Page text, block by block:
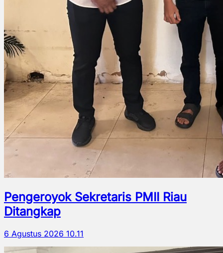
Pengeroyok Sekretaris PMII Riau
Ditangkap
6 Agustus 2026 10.11